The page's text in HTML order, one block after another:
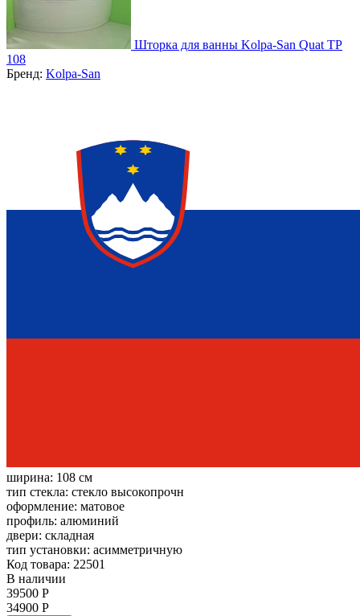
Шторка для ванны Kolpa-San Quat TP
108
Бренд: Kolpa-San
ширина: 108 см
тип стекла: стекло высокопрочн
оформление: матовое
профиль: алюминий
двери: складная
тип установки: асимметричную
Код товара: 22501
В наличии
39500 Р
34900 Р